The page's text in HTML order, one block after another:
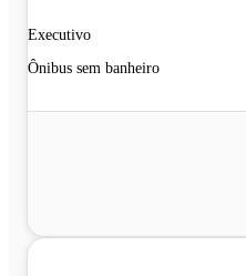
Executivo
Ônibus sem banheiro